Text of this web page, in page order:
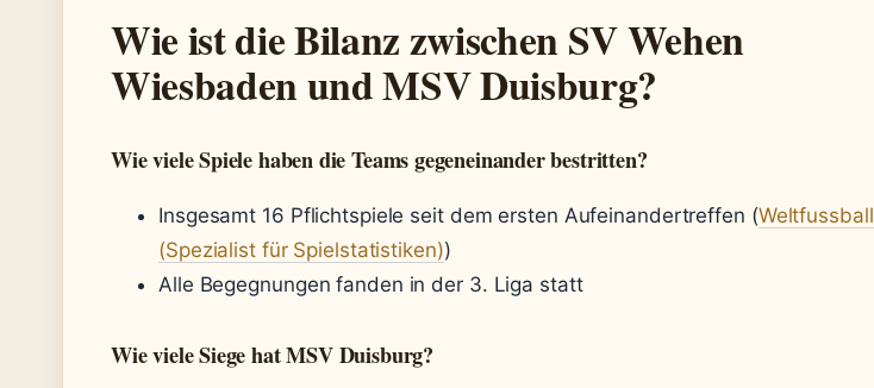
Wie ist die Bilanz zwischen SV Wehen
Wiesbaden und MSV Duisburg?
Wie viele Spiele haben die Teams gegeneinander bestritten?
Insgesamt 16 Pflichtspiele seit dem ersten Aufeinandertreffen (Weltfussball
(Spezialist für Spielstatistiken))
Alle Begegnungen fanden in der 3. Liga statt
Wie viele Siege hat MSV Duisburg?